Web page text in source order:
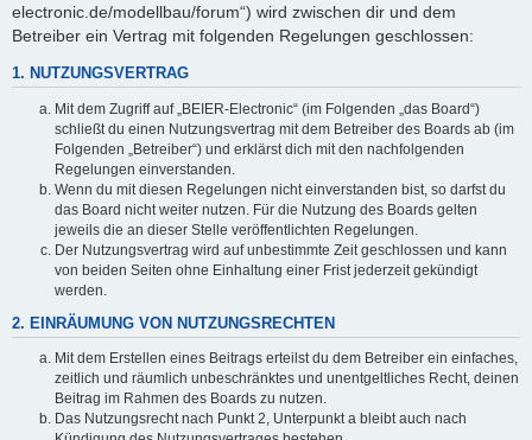
electronic.de/modellbau/forum“) wird zwischen dir und dem
Betreiber ein Vertrag mit folgenden Regelungen geschlossen:
1. NUTZUNGSVERTRAG
Mit dem Zugriff auf „BEIER-Electronic“ (im Folgenden „das Board“)
schließt du einen Nutzungsvertrag mit dem Betreiber des Boards ab (im
Folgenden „Betreiber“) und erklärst dich mit den nachfolgenden
Regelungen einverstanden.
Wenn du mit diesen Regelungen nicht einverstanden bist, so darfst du
das Board nicht weiter nutzen. Für die Nutzung des Boards gelten
jeweils die an dieser Stelle veröffentlichten Regelungen.
Der Nutzungsvertrag wird auf unbestimmte Zeit geschlossen und kann
von beiden Seiten ohne Einhaltung einer Frist jederzeit gekündigt
werden.
2. EINRÄUMUNG VON NUTZUNGSRECHTEN
Mit dem Erstellen eines Beitrags erteilst du dem Betreiber ein einfaches,
zeitlich und räumlich unbeschränktes und unentgeltliches Recht, deinen
Beitrag im Rahmen des Boards zu nutzen.
Das Nutzungsrecht nach Punkt 2, Unterpunkt a bleibt auch nach